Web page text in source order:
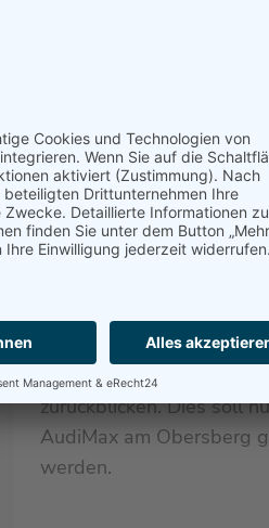
Festakt 30 Jahre
30.10.2026
30. Oktober 2026
Vor 30 Jahren gründete
beiden Ensembles und
eine einzigartige
zurückblicken. Dies soll
AudiMax am Obersberg
werden.